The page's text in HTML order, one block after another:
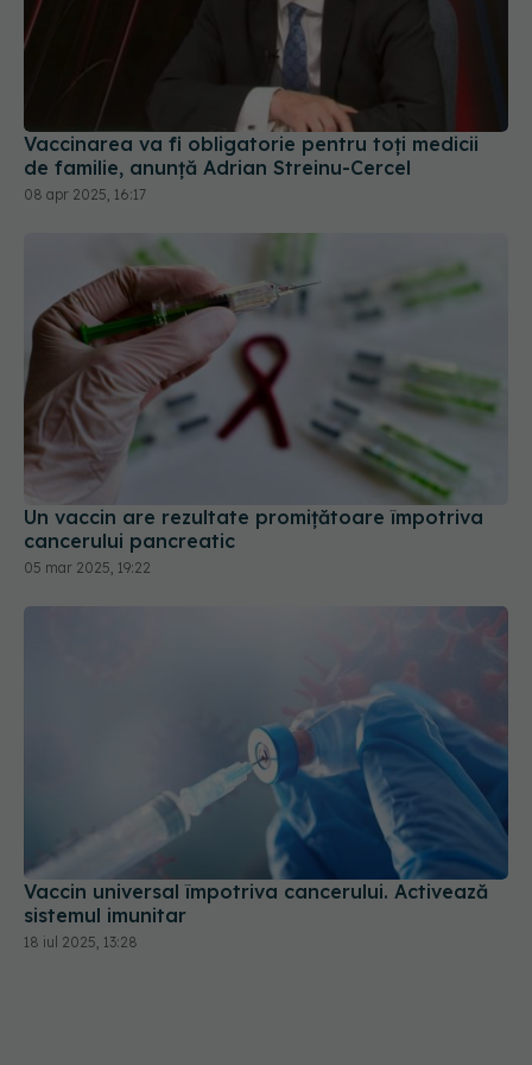
Vaccinarea va fi obligatorie pentru toţi medicii
de familie, anunță Adrian Streinu-Cercel
08 apr 2025, 16:17
Un vaccin are rezultate promițătoare împotriva
cancerului pancreatic
05 mar 2025, 19:22
Vaccin universal împotriva cancerului. Activează
sistemul imunitar
18 iul 2025, 13:28